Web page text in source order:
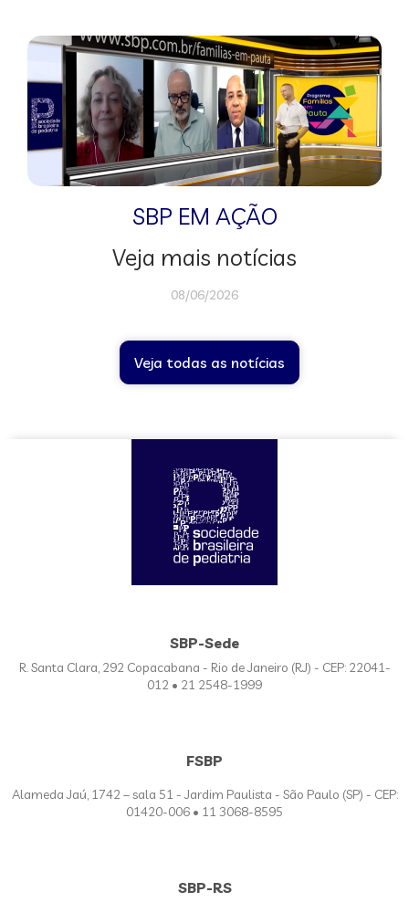
SBP EM AÇÃO
Veja mais notícias
08/06/2026
Veja todas as notícias
SBP-Sede
R. Santa Clara, 292 Copacabana - Rio de Janeiro (RJ) - CEP: 22041-
012 • 21 2548-1999
FSBP
Alameda Jaú, 1742 – sala 51 - Jardim Paulista - São Paulo (SP) - CEP:
01420-006 • 11 3068-8595
SBP-RS